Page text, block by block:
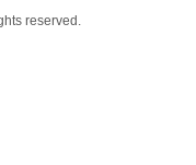
reserved.